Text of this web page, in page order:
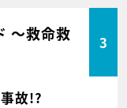
～救命救
3
故!?